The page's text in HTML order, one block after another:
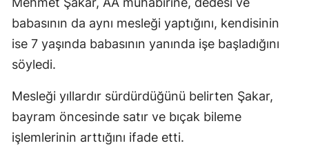
babasının da aynı mesleği yaptığını, kendisinin
ise 7 yaşında babasının yanında işe başladığını
söyledi.
Mesleği yıllardır sürdürdüğünü belirten Şakar,
bayram öncesinde satır ve bıçak bileme
işlemlerinin arttığını ifade etti.